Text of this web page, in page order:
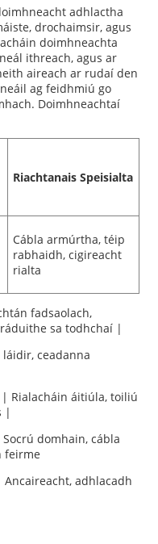
adhlactha
drochaimsir, agus
doimhneachta
ithreach, agus ar
aireach ar rudaí den
ag feidhmiú go
Doimhneachtaí
Riachtanais Speisialta
Cábla armúrtha, téip
rabhaidh, cigireacht
rialta
fadsaolach,
sa todhchaí |
ceadanna
Rialacháin áitiúla, toiliú
|
domhain, cábla
feirme
adhlacadh